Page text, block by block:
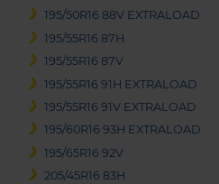
195/50R16 88V EXTRALOAD
195/55R16 87H
195/55R16 87V
195/55R16 91H EXTRALOAD
195/55R16 91V EXTRALOAD
195/60R16 93H EXTRALOAD
195/65R16 92V
205/45R16 83H